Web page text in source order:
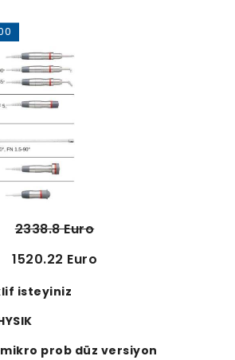
2338.8 Euro
1520.22 Euro
isteyiniz
mikro prob düz versiyon